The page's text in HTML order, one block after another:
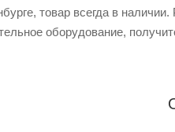
товар всегда в
оборудование,